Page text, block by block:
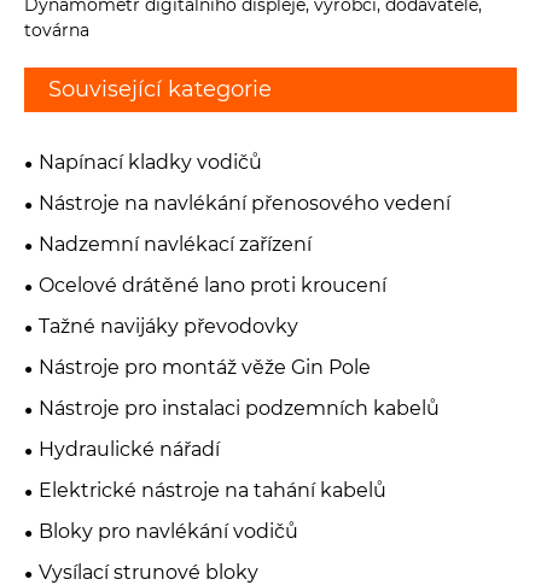
Dynamometr digitálního displeje, výrobci, dodavatelé,
továrna
Související kategorie
Napínací kladky vodičů
Nástroje na navlékání přenosového vedení
Nadzemní navlékací zařízení
Ocelové drátěné lano proti kroucení
Tažné navijáky převodovky
Nástroje pro montáž věže Gin Pole
Nástroje pro instalaci podzemních kabelů
Hydraulické nářadí
Elektrické nástroje na tahání kabelů
Bloky pro navlékání vodičů
Vysílací strunové bloky